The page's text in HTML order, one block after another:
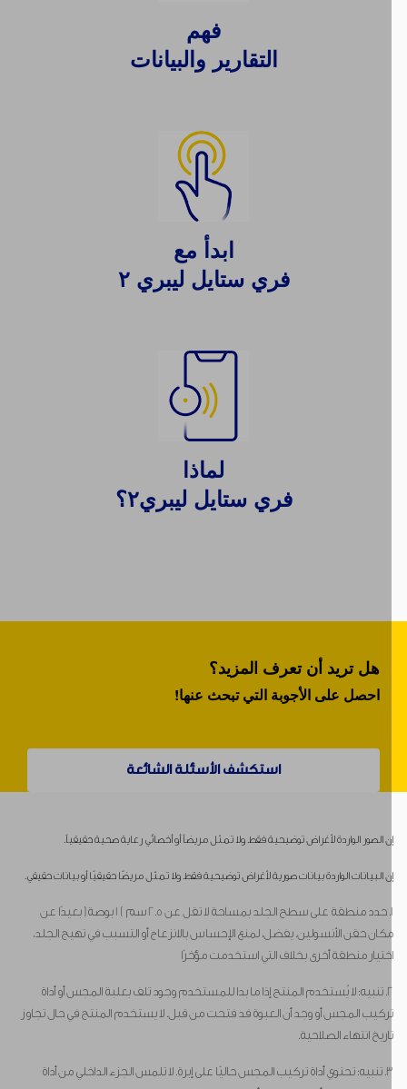
فهم
التقارير والبيانات
ابدأ مع
فري ستايل ليبري ٢
لماذا
فري ستايل ليبري٢؟
هل تريد أن تعرف المزيد؟
احصل على الأجوبة التي تبحث عنها!
استكشف الأسئلة الشائعة
الصور الواردة لأغراض توضيحية فقط. ولا تمثل مريضاً أو أخصائي رعاية صحية حقيقياً.
البيانات الواردة بيانات صورية لأغراض توضيحية فقط. ولا تمثل مريضًا حقيقيًا أو بيانات حقيقي.
1. حدد منطقة على سطح الجلد بمساحة لا تقل عن 2.5 سم ) 1 بوصة( بعيدًا عن
حقن الأنسولين. يفضل، لمنع الإحساس بالانزعاج أو التسبب في تهيج الجلد،
منطقة أخرى بخلاف التي استخدمت مؤخرًا
2. تنبيه: لا يُستخدم المنتج إذا ما بدا للمستخدم وجود تلف بعلبة المجس أو أداة
المجس أو وجد أن العبوة فد فتحت من قبل. لا يستخدم المنتج في حال تجاوز
انتهاء الصلاحية.
3. تنبيه: تحتوي أداة تركيب المجس حاليًا على إبرة. لا تلمس الجزء الداخلي من أداة